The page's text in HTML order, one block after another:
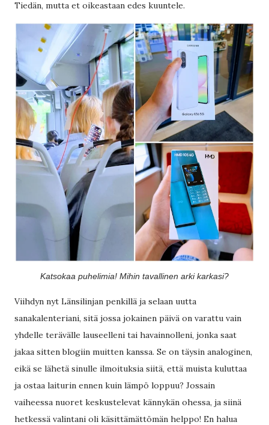
Tiedän, mutta et oikeastaan edes kuuntele.
Katsokaa puhelimia! Mihin tavallinen arki karkasi?
Viihdyn nyt Länsilinjan penkillä ja selaan uutta
sanakalenteriani, sitä jossa jokainen päivä on varattu vain
yhdelle terävälle lauseelleni tai havainnolleni, jonka saat
jakaa sitten blogiin muitten kanssa. Se on täysin analoginen,
eikä se lähetä sinulle ilmoituksia siitä, että muista kuluttaa
ja ostaa laiturin ennen kuin lämpö loppuu? Jossain
vaiheessa nuoret keskustelevat kännykän ohessa, ja siinä
hetkessä valintani oli käsittämättömän helppo! En halua